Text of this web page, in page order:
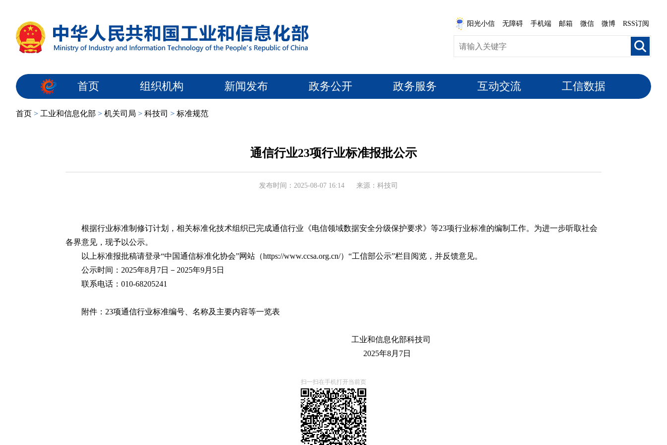
阳光小信 无障碍 手机端 邮箱 微信 微博 RSS订阅
首页 组织机构 新闻发布 政务公开 政务服务 互动交流 工信数据
首页 > 工业和信息化部 > 机关司局 > 科技司 > 标准规范
通信行业23项行业标准报批公示
发布时间：2025-08-07 16:14 来源：科技司
根据行业标准制修订计划，相关标准化技术组织已完成通信行业《电信领域数据安全分级保护要求》等23项行业标准的编制工作。为进一步听取社会
各界意见，现予以公示。
以上标准报批稿请登录“中国通信标准化协会”网站（https://www.ccsa.org.cn/）“工信部公示”栏目阅览，并反馈意见。
公示时间：2025年8月7日－2025年9月5日
联系电话：010-68205241
附件： 23项通信行业标准编号、名称及主要内容等一览表
工业和信息化部科技司
2025年8月7日
扫一扫在手机打开当前页